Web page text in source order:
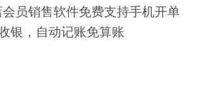
会员销售软件免费支持手机开单
银，自动记账免算账